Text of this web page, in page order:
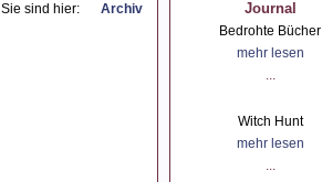
Journal
Bedrohte Bücher
mehr lesen
...
Witch Hunt
mehr lesen
...
Sie sind hier: Archiv